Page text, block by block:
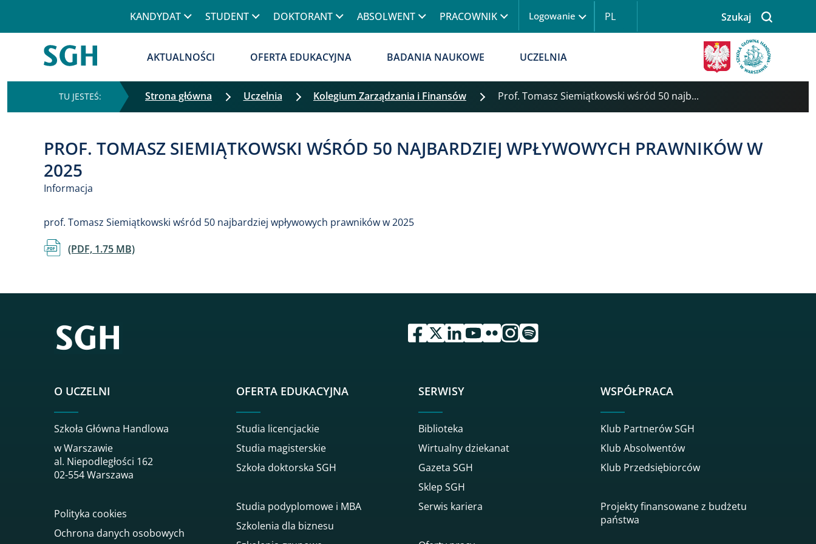
KANDYDAT STUDENT DOKTORANT ABSOLWENT PRACOWNIK Logowanie PL Szukaj
AKTUALNOŚCI OFERTA EDUKACYJNA BADANIA NAUKOWE UCZELNIA
Strona główna Uczelnia Kolegium Zarządzania i Finansów prof. Tomasz Siemiątkowski wśród 50 najb...
PROF. TOMASZ SIEMIĄTKOWSKI WŚRÓD 50 NAJBARDZIEJ WPŁYWOWYCH PRAWNIKÓW W
2025
Informacja
prof. Tomasz Siemiątkowski wśród 50 najbardziej wpływowych prawników w 2025
Dokument(PDF, 1.75 MB)
przejdź do serwisu facebook sgh
przejdź do serwisu twitter sgh
przejdź do serwisu linkedin sgh
przejdź do serwisu youtube sgh
przejdź do serwisu flickr sgh
przejdź do serwisu instagram sgh
przejdź do serwisu spotify sgh
O UCZELNI
Szkoła Główna Handlowa
w Warszawie
al. Niepodległości 162
02-554 Warszawa
Polityka cookies
Ochrona danych osobowych
OFERTA EDUKACYJNA
Studia licencjackie
Studia magisterskie
Szkoła doktorska SGH
Studia podyplomowe i MBA
Szkolenia dla biznesu
SERWISY
Biblioteka
Wirtualny dziekanat
Gazeta SGH
Sklep SGH
Serwis kariera
WSPÓŁPRACA
Klub Partnerów SGH
Klub Absolwentów
Klub Przedsiębiorców
Projekty finansowane z budżetu
państwa